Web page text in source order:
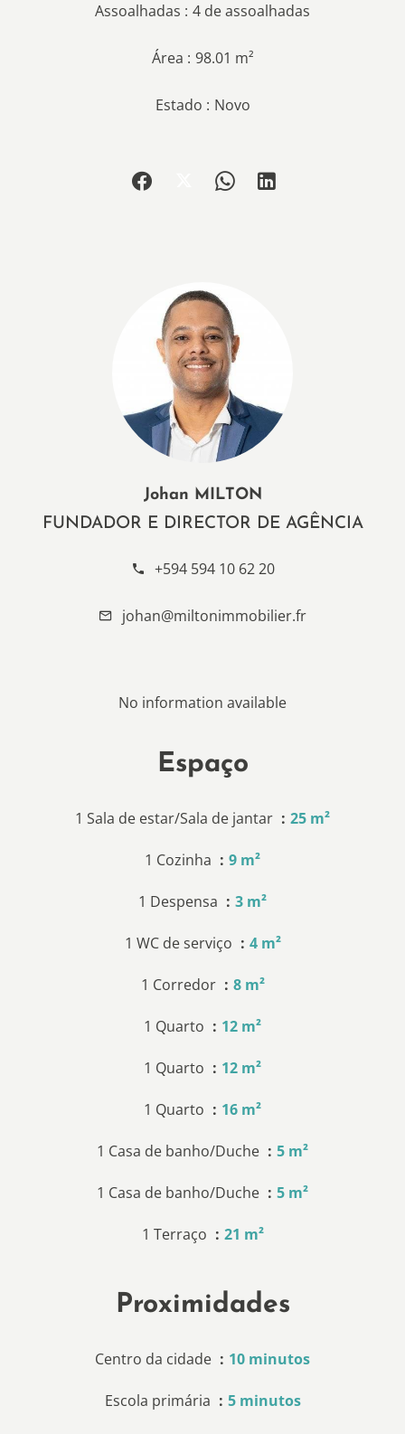
Assoalhadas 4 de assoalhadas
Área 98.01 m²
Estado Novo
Johan MILTON
FUNDADOR E DIRECTOR DE AGÊNCIA
+594 594 10 62 20
johan@miltonimmobilier.fr
No information available
Espaço
1 Sala de estar/Sala de jantar 25 m²
1 Cozinha 9 m²
1 Despensa 3 m²
1 WC de serviço 4 m²
1 Corredor 8 m²
1 Quarto 12 m²
1 Quarto 12 m²
1 Quarto 16 m²
1 Casa de banho/Duche 5 m²
1 Casa de banho/Duche 5 m²
1 Terraço 21 m²
Proximidades
Centro da cidade 10 minutos
Escola primária 5 minutos